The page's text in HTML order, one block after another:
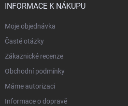
INFORMACE K NÁKUPU
Moje objednávka
Časté otázky
Zákaznické recenze
Obchodní podmínky
Máme autorizaci
Informace o dopravě